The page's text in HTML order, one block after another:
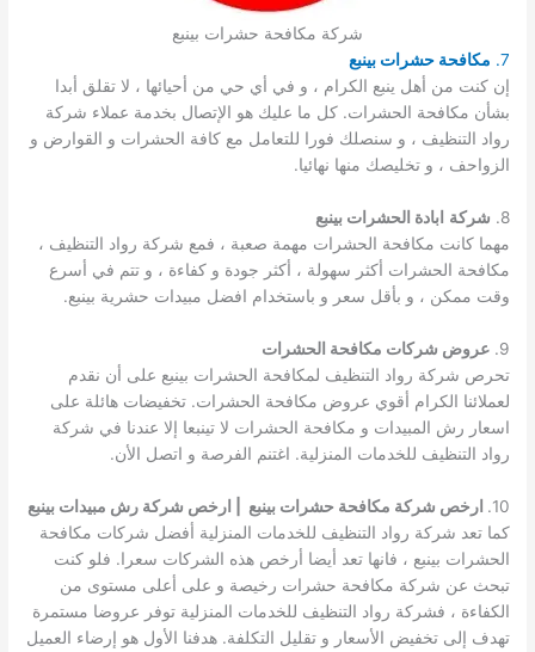
شركة مكافحة حشرات بينبع
7. مكافحة حشرات بينبع
إن كنت من أهل ينبع الكرام ، و في أي حي من أحيائها ، لا تقلق أبدا
بشأن مكافحة الحشرات. كل ما عليك هو الإتصال بخدمة عملاء شركة
رواد التنظيف ، و سنصلك فورا للتعامل مع كافة الحشرات و القوارض و
الزواحف ، و تخليصك منها نهائيا.
8. شركة ابادة الحشرات بينبع
مهما كانت مكافحة الحشرات مهمة صعبة ، فمع شركة رواد التنظيف ،
مكافحة الحشرات أكثر سهولة ، أكثر جودة و كفاءة ، و تتم في أسرع
وقت ممكن ، و بأقل سعر و باستخدام افضل مبيدات حشرية بينبع.
9. عروض شركات مكافحة الحشرات
تحرص شركة رواد التنظيف لمكافحة الحشرات بينبع على أن نقدم
لعملائنا الكرام أقوي عروض مكافحة الحشرات. تخفيضات هائلة على
اسعار رش المبيدات و مكافحة الحشرات لا تينبعا إلا عندنا في شركة
رواد التنظيف للخدمات المنزلية. اغتنم الفرصة و اتصل الأن.
10.
ارخص شركة مكافحة حشرات بينبع | ارخص شركة رش مبيدات بينبع
كما تعد شركة رواد التنظيف للخدمات المنزلية أفضل شركات مكافحة
الحشرات بينبع ، فانها تعد أيضا أرخص هذه الشركات سعرا. فلو كنت
تبحث عن شركة مكافحة حشرات رخيصة و على أعلى مستوى من
الكفاءة ، فشركة رواد التنظيف للخدمات المنزلية توفر عروضا مستمرة
تهدف إلى تخفيض الأسعار و تقليل التكلفة. هدفنا الأول هو إرضاء العميل